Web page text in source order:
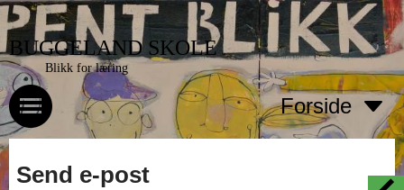
BUGGELAND SKOLE
Blikk for læring
Forside
Send e-post